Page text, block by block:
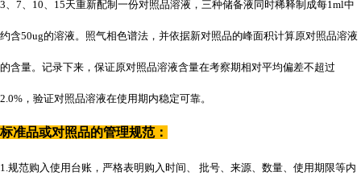
3、7、10、15天重新配制一份对照品溶液，三种储备液同时稀释制成每1ml中
约含50ug的溶液。照气相色谱法，并依据新对照品的峰面积计算原对照品溶液
的含量。记录下来，保证原对照品溶液含量在考察期相对平均偏差不超过
2.0%，验证对照品溶液在使用期内稳定可靠。
标准品或对照品的管理规范：
1.规范购入使用台账，严格表明购入时间、 批号、来源、数量、使用期限等内